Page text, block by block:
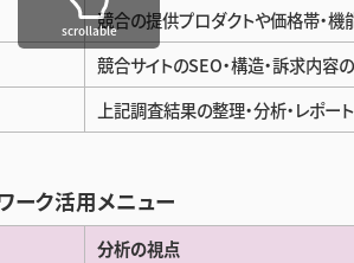
競合の提供プロダクトや価格帯・
競合サイトのSEO・構造・訴求内容
上記調査結果の整理・分析・レポー
scrollable
ーク活用メニュー
分析の視点